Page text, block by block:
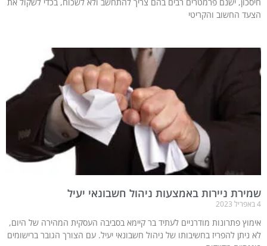
הצעד החשוב והקריטי
שמירת ניירות באמצעות ניהול חשבונאי יעיל
4 באפריל 2023
אימוץ פתרונות מודרניים לעתיד בר קיימא בסביבה העסקית המהירה של היום,
לא ניתן להפריז בחשיבותו של ניהול חשבונאי יעיל. עם הצורך הגובר ברישומים